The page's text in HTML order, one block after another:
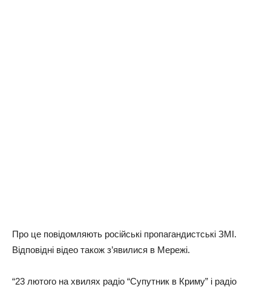
Про це повідомляють російські пропагандистські ЗМІ.
Відповідні відео також з’явилися в Мережі.
“23 лютого на хвилях радіо “Супутник в Криму” і радіо